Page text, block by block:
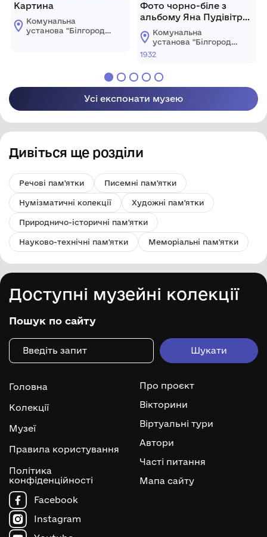
Картина
Комунальна
установа "Білгород-
Фото чорно-біле з
альбому Яна Пудівітра.
1932 рік
Комунальна
установа "Білгород-
Дністровський
Дністровської
міської ради
1932
Усі експонати музею
Дивіться ще розділи
Речові пам'ятки Писемні пам'ятки
Нумізматичні колекції Художні пам'ятки
Природничо-історичні пам'ятки
Науково-технічні пам'ятки Меморіальні пам'ятки
Доступні музейні колекції
Пошук по сайту
Головна
Колекції
Музеї
Правила користування
Політика
конфіденційності
Про проєкт
Вікторини
Віртуальні тури
Автори
Часті питання
Мапа сайту
Facebook
Instagram